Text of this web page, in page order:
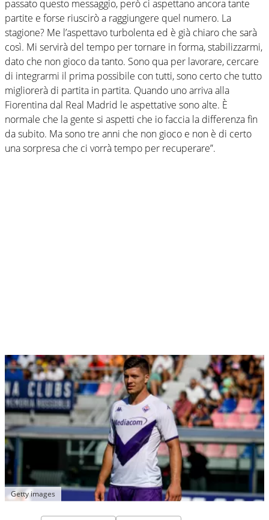
passato questo messaggio, però ci aspettano ancora tante
partite e forse riuscirò a raggiungere quel numero. La
stagione? Me l’aspettavo turbolenta ed è già chiaro che sarà
così. Mi servirà del tempo per tornare in forma, stabilizzarmi,
dato che non gioco da tanto. Sono qua per lavorare, cercare
di integrarmi il prima possibile con tutti, sono certo che tutto
migliorerà di partita in partita. Quando uno arriva alla
Fiorentina dal Real Madrid le aspettative sono alte. È
normale che la gente si aspetti che io faccia la differenza fin
da subito. Ma sono tre anni che non gioco e non è di certo
una sorpresa che ci vorrà tempo per recuperare”.
Getty images